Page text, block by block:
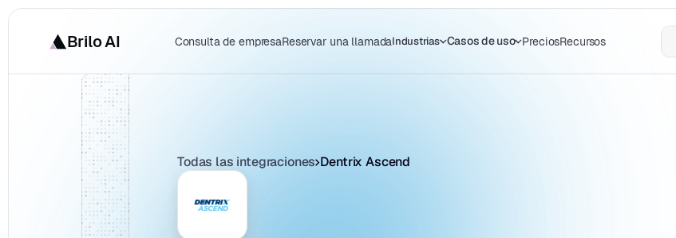
Brilo AI Consulta de empresaReservar una llamadaIndustrias Casos de uso PreciosRecursos
Todas las integraciones Dentrix Ascend